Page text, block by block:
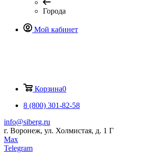
Города
Мой кабинет
Корзина0
8 (800) 301-82-58
info@siberg.ru
г. Воронеж, ул. Холмистая, д. 1 Г
Max
Telegram